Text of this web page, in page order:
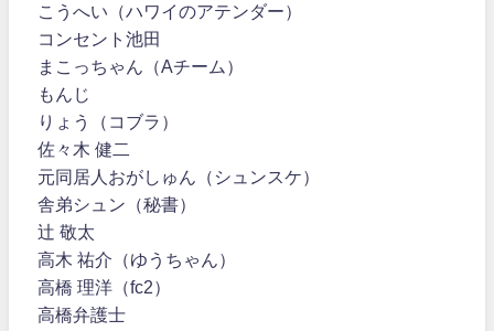
こうへい（ハワイのアテンダー）
コンセント池田
まこっちゃん（Aチーム）
もんじ
りょう（コブラ）
佐々木 健二
元同居人おがしゅん（シュンスケ）
舎弟シュン（秘書）
辻 敬太
高木 祐介（ゆうちゃん）
高橋 理洋（fc2）
高橋弁護士